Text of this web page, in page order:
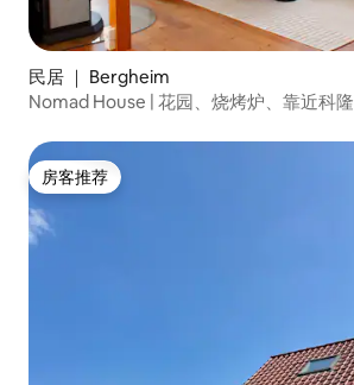
民居 ｜ Bergheim
Nomad House | 花园、烧烤炉、靠近科隆
房客推荐
房客推荐